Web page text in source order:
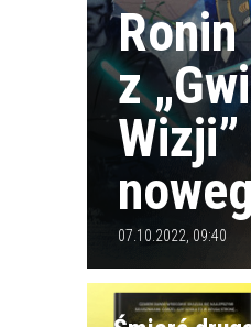
z
07.10.2022, 09:40